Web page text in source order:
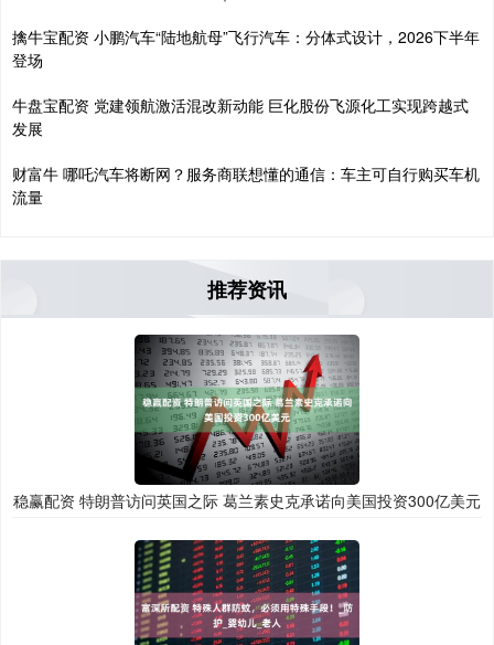
擒牛宝配资 小鹏汽车“陆地航母”飞行汽车：分体式设计，2026下半年
登场
牛盘宝配资 党建领航激活混改新动能 巨化股份飞源化工实现跨越式
发展
财富牛 哪吒汽车将断网？服务商联想懂的通信：车主可自行购买车机
流量
推荐资讯
稳赢配资 特朗普访问英国之际 葛兰素史克承诺向美国投资300亿美元